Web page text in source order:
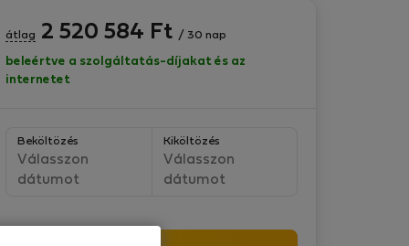
átlag 2 520 584 Ft / 30 nap
beleértve a szolgáltatás-díjakat és az
internetet
Beköltözés
Válasszon
dátumot
Kiköltözés
Válasszon
dátumot